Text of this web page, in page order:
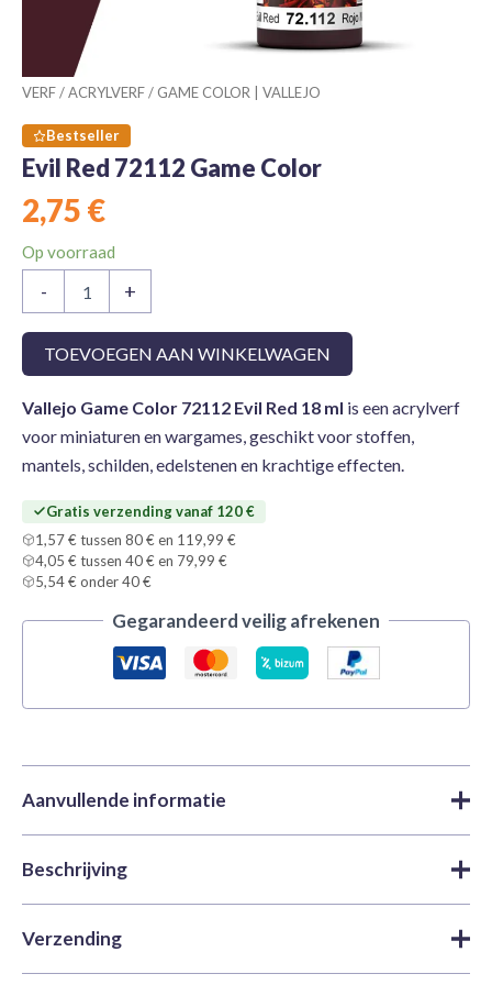
VERF/ACRYLVERF/ GAME COLOR | VALLEJO
Bestseller
Evil Red 72112 Game Color
2,75 €
Op voorraad
-
Red
Game
Color
+
TOEVOEGEN AAN WINKELWAGEN
Vallejo Game Color 72112 Evil Red 18 ml is een acrylverf
voor miniaturen en wargames, geschikt voor stoffen,
mantels, schilden, edelstenen en krachtige effecten.
Gratis verzending vanaf 120 €
1,57 € tussen 80 € en 119,99 €
4,05 € tussen 40 € en 79,99 €
5,54 € onder 40 €
Gegarandeerd veilig afrekenen
Aanvullende informatie
Merk
Acrylverf,Game Color | Vallejo,
SKU
VAL-72112
Beschrijving
Vallejo Game Color 72112 Evil Red 18 ml
is een acrylverf
Verzending